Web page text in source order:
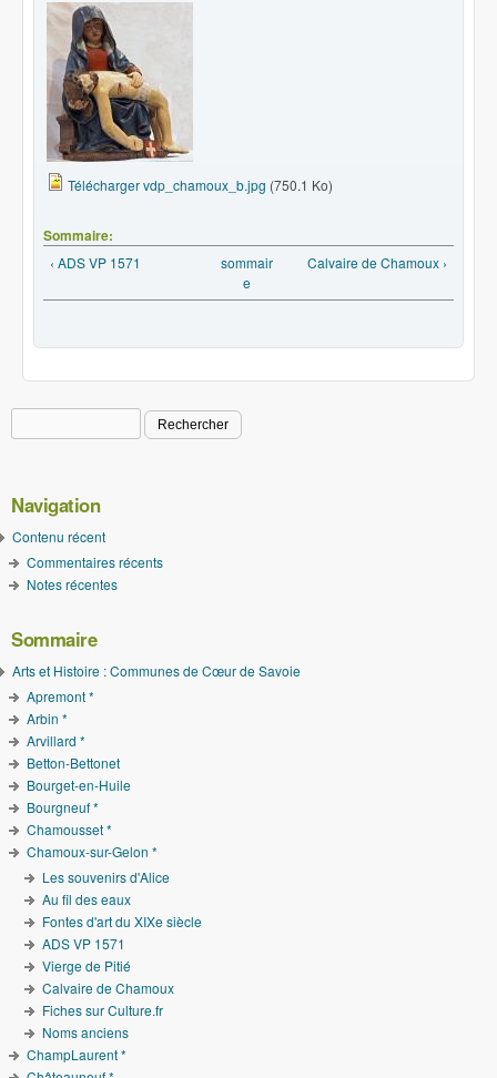
Télécharger vdp_chamoux_b.jpg (750.1 Ko)
Sommaire:
‹ ADS VP 1571
sommair
e
Calvaire de Chamoux ›
Formulaire de recherche
Navigation
Contenu récent
Commentaires récents
Notes récentes
Sommaire
Arts et Histoire : Communes de Cœur de Savoie
Apremont *
Arbin *
Arvillard *
Betton-Bettonet
Bourget-en-Huile
Bourgneuf *
Chamousset *
Chamoux-sur-Gelon *
Les souvenirs d'Alice
Au fil des eaux
Fontes d'art du XIXe siècle
ADS VP 1571
Vierge de Pitié
Calvaire de Chamoux
Fiches sur Culture.fr
Noms anciens
ChampLaurent *